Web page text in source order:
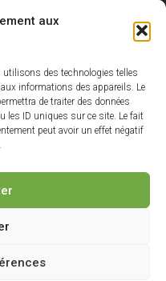
aux
utilisons des technologies telles
informations des appareils. Le
de traiter des données
les ID uniques sur ce site. Le fait
peut avoir un effet négatif
par